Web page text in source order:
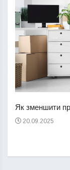
Як зменшити
20.09.2025